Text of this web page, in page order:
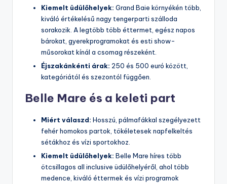
Kiemelt üdülőhelyek: Grand Baie környékén több,
kiváló értékelésű nagy tengerparti szálloda
sorakozik. A legtöbb több éttermet, egész napos
bárokat, gyerekprogramokat és esti show-
műsorokat kínál a csomag részeként.
Éjszakánkénti árak: 250 és 500 euró között,
kategóriától és szezontól függően.
Belle Mare és a keleti part
Miért válaszd: Hosszú, pálmafákkal szegélyezett
fehér homokos partok, tökéletesek napfelkeltés
sétákhoz és vízi sportokhoz.
Kiemelt üdülőhelyek: Belle Mare híres több
ötcsillagos all inclusive üdülőhelyéről, ahol több
medence, kiváló éttermek és vízi programok